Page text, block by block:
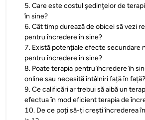
5.Care este costul şedinţelor de
în sine?
6.Cât timp durează de obicei să vezi
pentru încredere în sine?
7. Există potențiale efecte secundare
pentru încredere în sine?
8. Poate terapia pentru încredere în
online sau necesită întâlniri față în față?
9.Ce calificări ar trebui să aibă un
efectua în mod eficient terapia de
10. De ce poți să-ți crești încrederea